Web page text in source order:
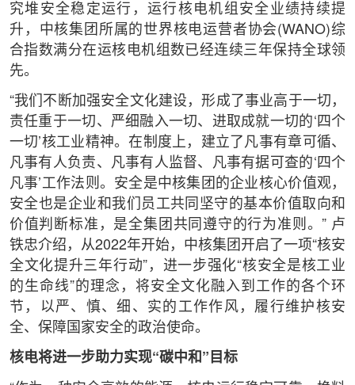
究堆安全稳定运行，运行核电机组安全业绩持续提
升，中核集团所属的世界核电运营者协会(WANO)综
合指数满分在运核电机组数已经连续三年保持全球领
先。
“我们不断加强安全文化建设，形成了事业高于一切，
责任重于一切、严细融入一切、进取成就一切的‘四个
一切’核工业精神。在制度上，建立了凡事有章可循、
凡事有人负责、凡事有人监督、凡事有据可查的‘四个
凡事’工作法则。安全是中核集团的企业核心价值观，
安全也是企业和我们员工共同坚守的基本价值取向和
价值判断标准，是全集团共同遵守的行为准则。” 卢
铁忠介绍，从2022年开始，中核集团开启了一项“核安
全文化提升三年行动”，进一步强化“核安全是核工业
的生命线”的理念，将安全文化融入到工作的各个环
节，以严、慎、细、实的工作作风，履行维护核安
全、保障国家安全的政治使命。
核电将进一步助力实现“碳中和”目标